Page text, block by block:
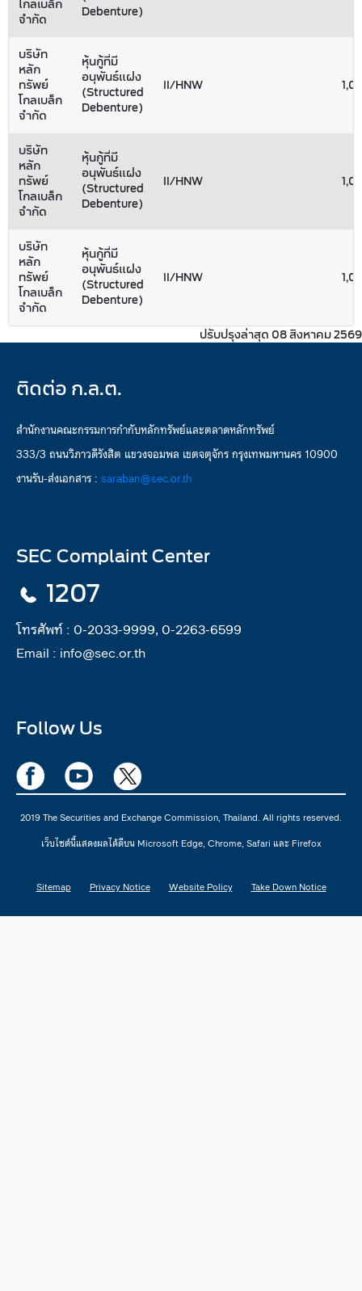
โกลเบล็ก
จำกัด
Debenture)
บริษัท
หลัก
ทรัพย์
โกลเบล็ก
จำกัด
หุ้นกู้ที่มี
อนุพันธ์แฝง
(Structured
Debenture)
II/HNW
บริษัท
หลัก
ทรัพย์
โกลเบล็ก
จำกัด
หุ้นกู้ที่มี
อนุพันธ์แฝง
(Structured
Debenture)
II/HNW
บริษัท
หลัก
ทรัพย์
โกลเบล็ก
จำกัด
หุ้นกู้ที่มี
อนุพันธ์แฝง
(Structured
Debenture)
II/HNW
ปรับปรุงล่าสุด 08 สิงหาคม 2569
ติดต่อ ก.ล.ต.
สำนักงานคณะกรรมการกำกับหลักทรัพย์และตลาดหลักทรัพย์
333/3 ถนนวิภาวดีรังสิต แขวงจอมพล เขตจตุจักร กรุงเทพมหานคร 10900
งานรับ-ส่งเอกสาร : saraban@sec.or.th
SEC Complaint Center
1207
โทรศัพท์ : 0-2033-9999, 0-2263-6599
Email : info@sec.or.th
Follow Us
2019 The Securities and Exchange Commission, Thailand. All rights reserved.
เว็บไซต์นี้แสดงผลได้ดีบน Microsoft Edge, Chrome, Safari และ Firefox
Sitemap Privacy Notice Website Policy Take Down Notice